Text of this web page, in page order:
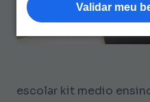
Validar meu
escolar kit medio